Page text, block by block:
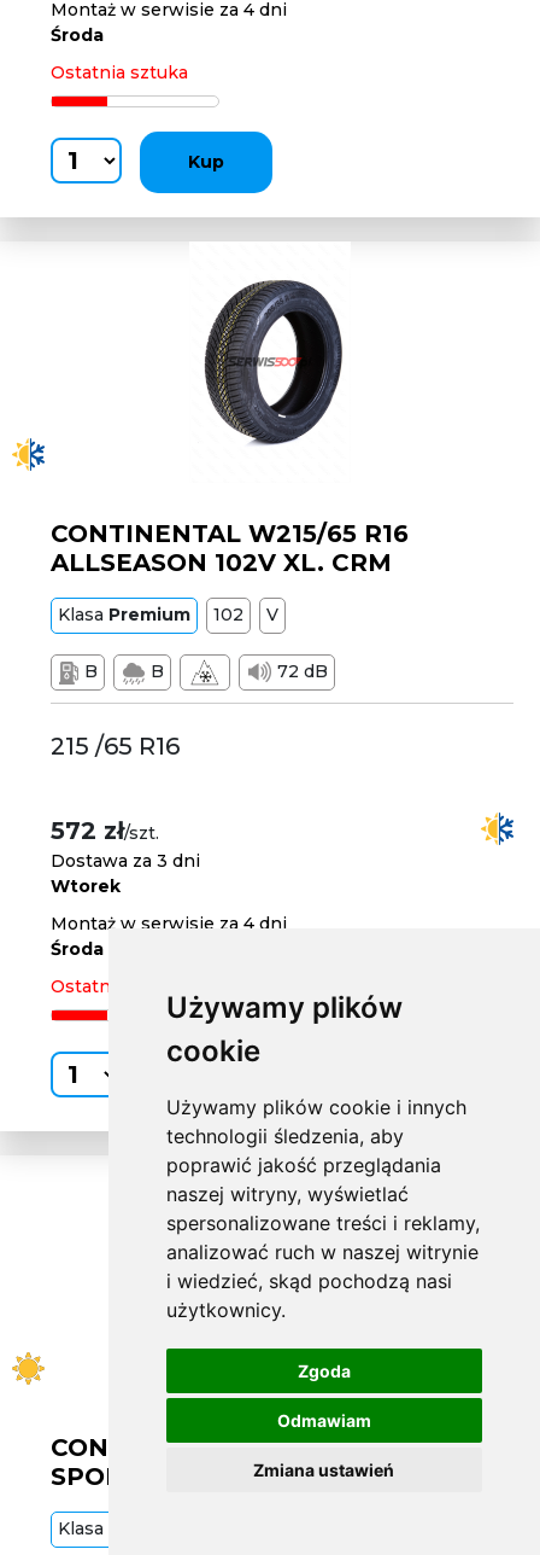
Używamy plików
cookie
Używamy plików cookie i innych
technologii śledzenia, aby
poprawić jakość przeglądania
naszej witryny, wyświetlać
spersonalizowane treści i reklamy,
analizować ruch w naszej witrynie
i wiedzieć, skąd pochodzą nasi
użytkownicy.
Zgoda
Odmawiam
Zmiana ustawień
Montaż w serwisie za 4 dni
Środa
Ostatnia sztuka
Kup
CONTINENTAL W215/65 R16
ALLSEASON 102V XL. CRM
Klasa Premium 102 V
B B 72 dB
215 /65 R16
572 zł/szt.
Dostawa za 3 dni
Wtorek
Montaż w serwisie za 4 dni
Środa
Ostatnia sztuka
CONTINENTAL L295/35 R21
SPORTCONTACT 7 107Y MO1
Klasa